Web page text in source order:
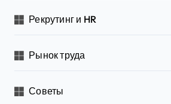
Рекрутинг и HR
Рынок труда
Советы